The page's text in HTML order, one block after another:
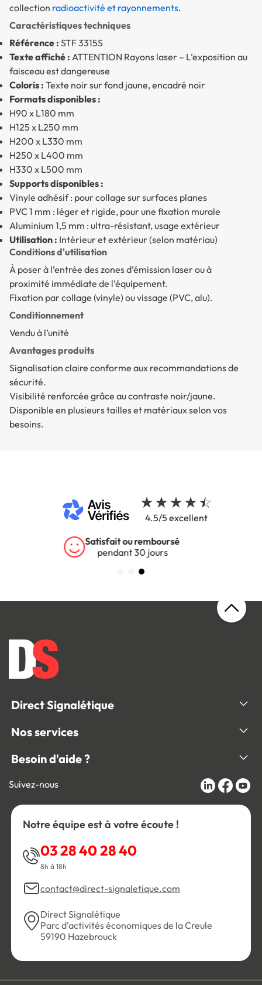
collection radioactivité et rayonnements.
Caractéristiques techniques
Référence : STF 3315S
Texte affiché : ATTENTION Rayons laser – L’exposition au
faisceau est dangereuse
Coloris : Texte noir sur fond jaune, encadré noir
Formats disponibles :
H90 x L180 mm
H125 x L250 mm
H200 x L330 mm
H250 x L400 mm
H330 x L500 mm
Supports disponibles :
Vinyle adhésif : pour collage sur surfaces planes
PVC 1 mm : léger et rigide, pour une fixation murale
Aluminium 1,5 mm : ultra-résistant, usage extérieur
Utilisation : Intérieur et extérieur (selon matériau)
Conditions d'utilisation
À poser à l’entrée des zones d’émission laser ou à
proximité immédiate de l’équipement.
Fixation par collage (vinyle) ou vissage (PVC, alu).
Conditionnement
Vendu à l’unité
Avantages produits
Signalisation claire conforme aux recommandations de
sécurité.
Visibilité renforcée grâce au contraste noir/jaune.
Disponible en plusieurs tailles et matériaux selon vos
besoins.
4.5/5 excellent
Garantie 5 ans
sur tous nos produits
Direct Signalétique
Nos services
Besoin d'aide ?
Suivez-nous
Notre équipe est à votre écoute !
03 28 40 28 40
8h à 18h
contact@direct-signaletique.com
Direct Signalétique
Parc d'activités économiques de la Creule
59190 Hazebrouck